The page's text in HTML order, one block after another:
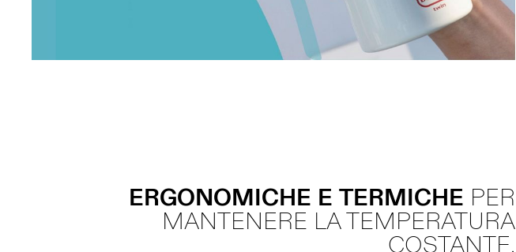
ERGONOMICHE E TERMICHE PER
MANTENERE LA TEMPERATURA
COSTANTE.